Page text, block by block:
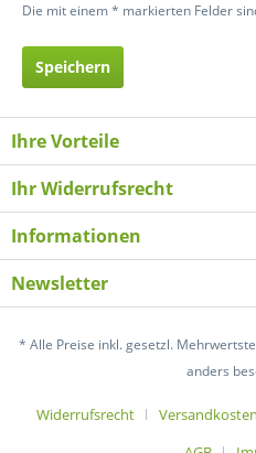
Die mit einem * markierten Felder
Speichern
Ihre Vorteile
Ihr Widerrufsrecht
Informationen
Newsletter
* Alle Preise inkl. gesetzl.
anders
Widerrufsrecht Versandkosten